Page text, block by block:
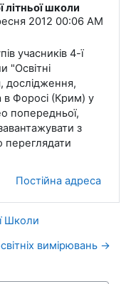
літньої школи
2012 00:06 AM
учасників 4-ї
"Освітні
дослідження,
в Форосі (Крим) у
попередньої,
з
переглядати
Постійна адреса
Школи
вимірювань →